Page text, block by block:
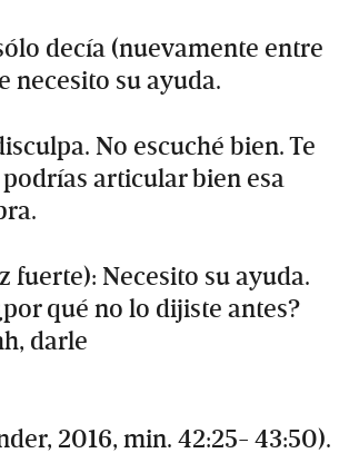
decía (nuevamente entre
necesito su ayuda.
No escuché bien. Te
articular bien esa
fuerte): Necesito su ayuda.
qué no lo dijiste antes?
darle
2016, min. 42:25- 43:50).